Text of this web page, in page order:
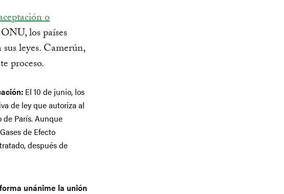
o
los países
leyes. Camerún,
proceso.
El 10 de junio, los
de ley que autoriza al
París. Aunque
de Efecto
después de
unánime la unión